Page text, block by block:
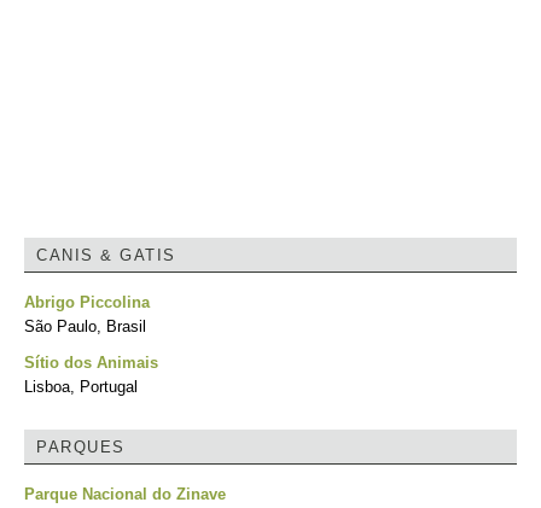
CANIS & GATIS
Abrigo Piccolina
São Paulo, Brasil
Sítio dos Animais
Lisboa, Portugal
PARQUES
Parque Nacional do Zinave